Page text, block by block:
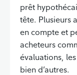
prêt
tête. Plusieurs
en compte et
acheteurs
évaluations,
bien d’autres.